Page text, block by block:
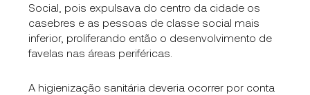
Social, pois expulsava do centro da cidade os
casebres e as pessoas de classe social mais
inferior, proliferando então o desenvolvimento de
favelas nas áreas periféricas.
A higienização sanitária deveria ocorrer por conta